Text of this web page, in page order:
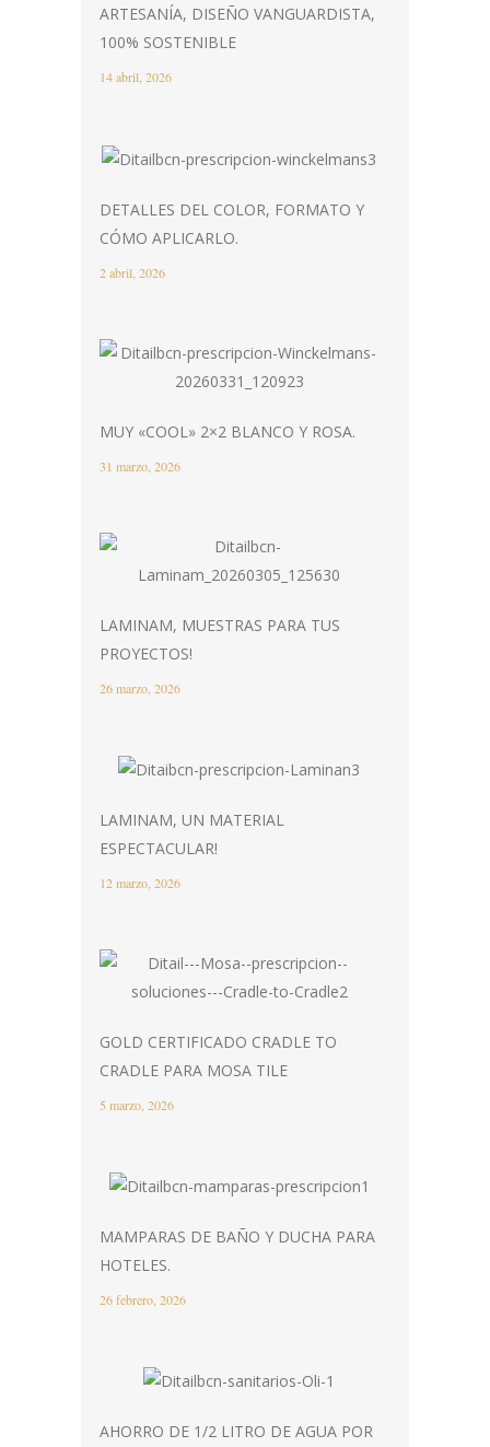
ARTESANÍA, DISEÑO VANGUARDISTA,
100% SOSTENIBLE
14 abril, 2026
DETALLES DEL COLOR, FORMATO Y
CÓMO APLICARLO.
2 abril, 2026
MUY «COOL» 2×2 BLANCO Y ROSA.
31 marzo, 2026
LAMINAM, MUESTRAS PARA TUS
PROYECTOS!
26 marzo, 2026
LAMINAM, UN MATERIAL
ESPECTACULAR!
12 marzo, 2026
GOLD CERTIFICADO CRADLE TO
CRADLE PARA MOSA TILE
5 marzo, 2026
MAMPARAS DE BAÑO Y DUCHA PARA
HOTELES.
26 febrero, 2026
AHORRO DE 1/2 LITRO DE AGUA POR